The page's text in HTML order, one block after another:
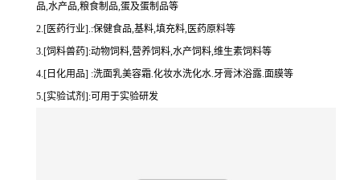
品,水产品,粮食制品,蛋及蛋制品等
2.[医药行业].:保健食品,基料,填充料,医药原料等
3.[饲料兽药]:动物饲料,营养饲料,水产饲料,维生素饲料等
4.[日化用品] :洗面乳美容霜.化妆水洗化水.牙膏沐浴露.面膜等
5.[实验试剂]:可用于实验研发